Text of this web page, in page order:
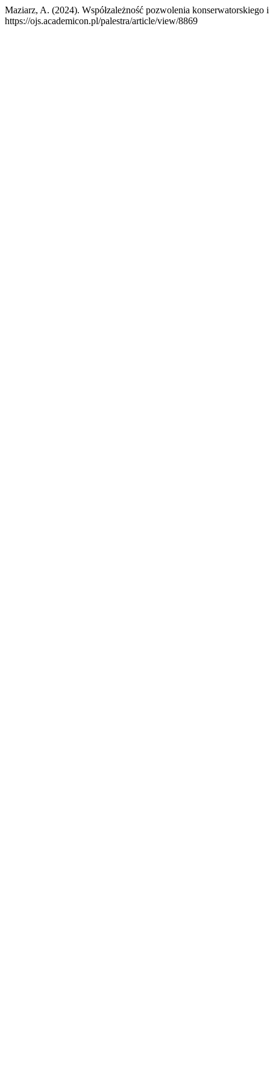
Maziarz, A. (2024). Współzależność pozwolenia
https://ojs.academicon.pl/palestra/article/view/8869